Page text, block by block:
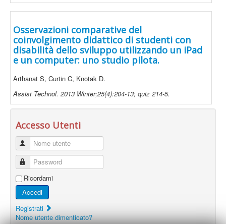
Osservazioni comparative del
coinvolgimento didattico di studenti con
disabilità dello sviluppo utilizzando un iPad
e un computer: uno studio pilota.
Arthanat S, Curtin C, Knotak D.
Assist Technol. 2013 Winter;25(4):204-13; quiz 214-5.
Accesso Utenti
Nome utente
Password
Ricordami
Accedi
Registrati
Nome utente dimenticato?